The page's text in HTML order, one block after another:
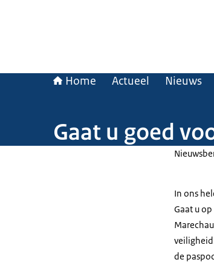
Home Actueel Nieuws
Gaat u goed
In ons
Gaat u
de